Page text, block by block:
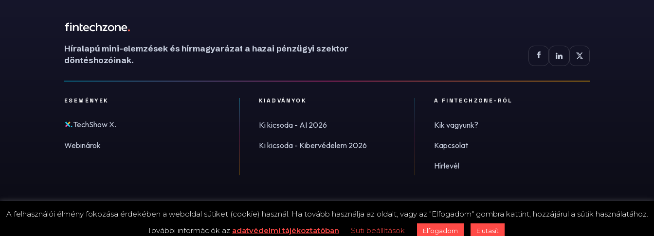
Híralapú mini-elemzések és hírmagyarázat a hazai pénzügyi szektor
döntéshozóinak.
ESEMÉNYEK
TechShow X.
Webinárok
KIADVÁNYOK
Ki kicsoda - AI 2026
Ki kicsoda - Kibervédelem 2026
A FINTECHZONE-RÓL
Kik vagyunk?
Kapcsolat
Hírlevél
© 2026 FinTechZone.hu - A FinTech Group Kft. Impresszum · Adatvédelmi tájékoztató (PDF) Süti-beállítások
A felhasználói élmény fokozása érdekében a weboldal sütiket (cookie) használ. Ha tovább használja az oldalt, vagy az "Elfogadom" gombra kattint, hozzájárul a sütik használatához.
További információk az adatvédelmi tájékoztatóban Süti beállítások Elfogadom Elutasít